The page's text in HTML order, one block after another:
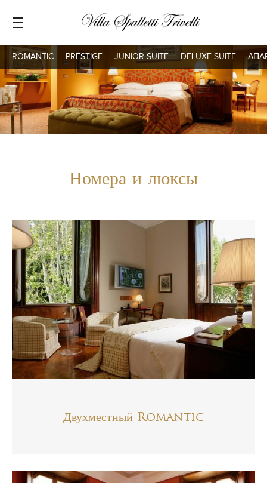
ROMANTIC PRESTIGE JUNIOR SUITE DELUXE SUITE
Номера и люксы
Двухместный Romantic